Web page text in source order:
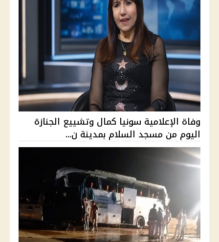
وفاة الإعلامية سونيا كمال وتشييع الجنازة
اليوم من مسجد السلام بمدينة ن...